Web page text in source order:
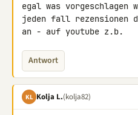
egal was
jeden fall rezensionen
an - auf youtube z.b.
Antwort
KL Kolja L.(kolja82)